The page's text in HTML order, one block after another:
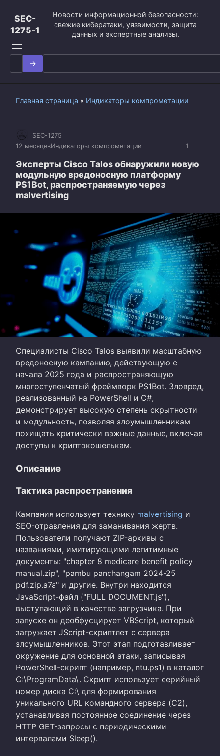
контенту
SEC-
1275-1
Новости информационной безопасности:
свежие кибератаки, уязвимости, защита
данных и экспертные анализы.
Search
for:
Главная страница » Индикаторы компрометации
1
SEC-1275
12 месяцевИндикаторы компрометации
Эксперты Cisco Talos обнаружили новую
модульную вредоносную платформу
PS1Bot, распространяемую через
malvertising
Специалисты Cisco Talos выявили масштабную
вредоносную кампанию, действующую с
начала 2025 года и распространяющую
многоступенчатый фреймворк PS1Bot. Зловред,
реализованный на PowerShell и C#,
демонстрирует высокую степень скрытности
и модульность, позволяя злоумышленникам
похищать критически важные данные, включая
доступы к криптокошелькам.
Описание
Тактика распространения
Кампания использует технику malvertising и
SEO-отравления для заманивания жертв.
Пользователи получают ZIP-архивы с
названиями, имитирующими легитимные
документы: "chapter 8 medicare benefit policy
manual.zip", "pambu panchangam 2024-25
pdf.zip.a7a" и другие. Внутри находится
JavaScript-файл ("FULL DOCUMENT.js"),
выступающий в качестве загрузчика. При
запуске он деобфусцирует VBScript, который
загружает JScript-скриптлет с сервера
злоумышленников. Этот этап подготавливает
окружение для основной атаки, записывая
PowerShell-скрипт (например, ntu.ps1) в каталог
C:\ProgramData\. Скрипт использует серийный
номер диска C:\ для формирования
уникального URL командного сервера (C2),
устанавливая постоянное соединение через
HTTP GET-запросы с периодическими
интервалами Sleep().